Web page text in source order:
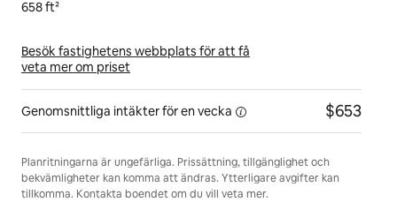
658 ft²
Besök fastighetens webbplats för att få
veta mer om priset
Genomsnittliga intäkter fören vecka $653
Planritningarna är ungefärliga. Prissättning, tillgänglighet och
bekvämligheter kan komma att ändras. Ytterligare avgifter kan
tillkomma. Kontakta boendet om du vill veta mer.